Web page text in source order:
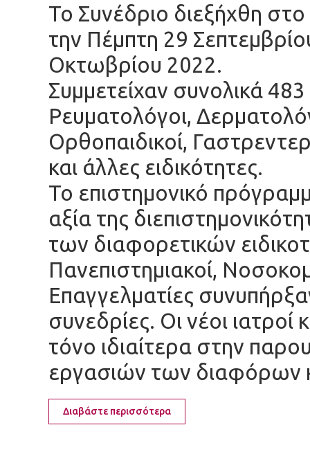
Το Συνέδριο διεξήχθη
την Πέμπτη 29
Οκτωβρίου 2022.
Συμμετείχαν συνολικά
Ρευματολόγοι,
Ορθοπαιδικοί,
και άλλες ειδικότητες.
Το επιστημονικό
αξία της
των διαφορετικών
Πανεπιστημιακοί,
Επαγγελματίες
συνεδρίες. Οι νέοι ιατροί
τόνο ιδιαίτερα στην
εργασιών των διαφόρων
Διαβάστε περισσότερα